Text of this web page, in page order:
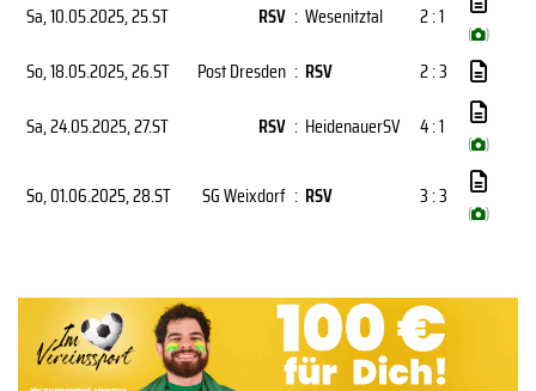
Sa, 10.05.2025, 25.ST RSV : Wesenitztal 2 : 1
( )
So, 18.05.2025, 26.ST Post Dresden : RSV
2 : 3
Sa, 24.05.2025, 27.ST RSV : HeidenauerSV 4 : 1
( )
So, 01.06.2025, 28.ST SG Weixdorf : RSV 3 : 3
( )